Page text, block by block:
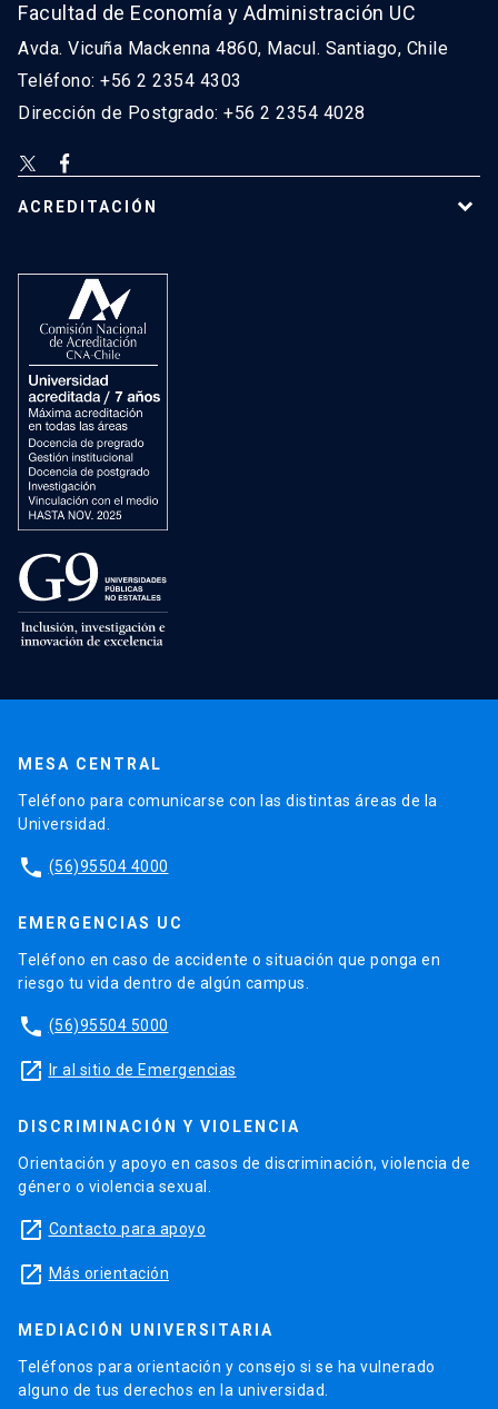
Facultad de Economía y Administración UC
Avda. Vicuña Mackenna 4860, Macul. Santiago, Chile
Teléfono: +56 2 2354 4303
Dirección de Postgrado: +56 2 2354 4028
ACREDITACIÓN
MESA CENTRAL
Teléfono para comunicarse con las distintas áreas de la
Universidad.
phone (56)95504 4000
EMERGENCIAS UC
Teléfono en caso de accidente o situación que ponga en
riesgo tu vida dentro de algún campus.
phone (56)95504 5000
launch Ir al sitio de Emergencias
DISCRIMINACIÓN Y VIOLENCIA
Orientación y apoyo en casos de discriminación, violencia de
género o violencia sexual.
launch Contacto para apoyo
launch Más orientación
MEDIACIÓN UNIVERSITARIA
Teléfonos para orientación y consejo si se ha vulnerado
alguno de tus derechos en la universidad.